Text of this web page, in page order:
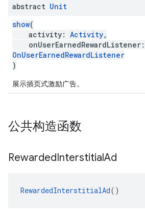
abstract Unit
show(
activity: Activity,
onUserEarnedRewardListener:
OnUserEarnedRewardListener
)
展示插页式激励广告。
公共构造函数
RewardedInterstitialAd
RewardedInterstitialAd()